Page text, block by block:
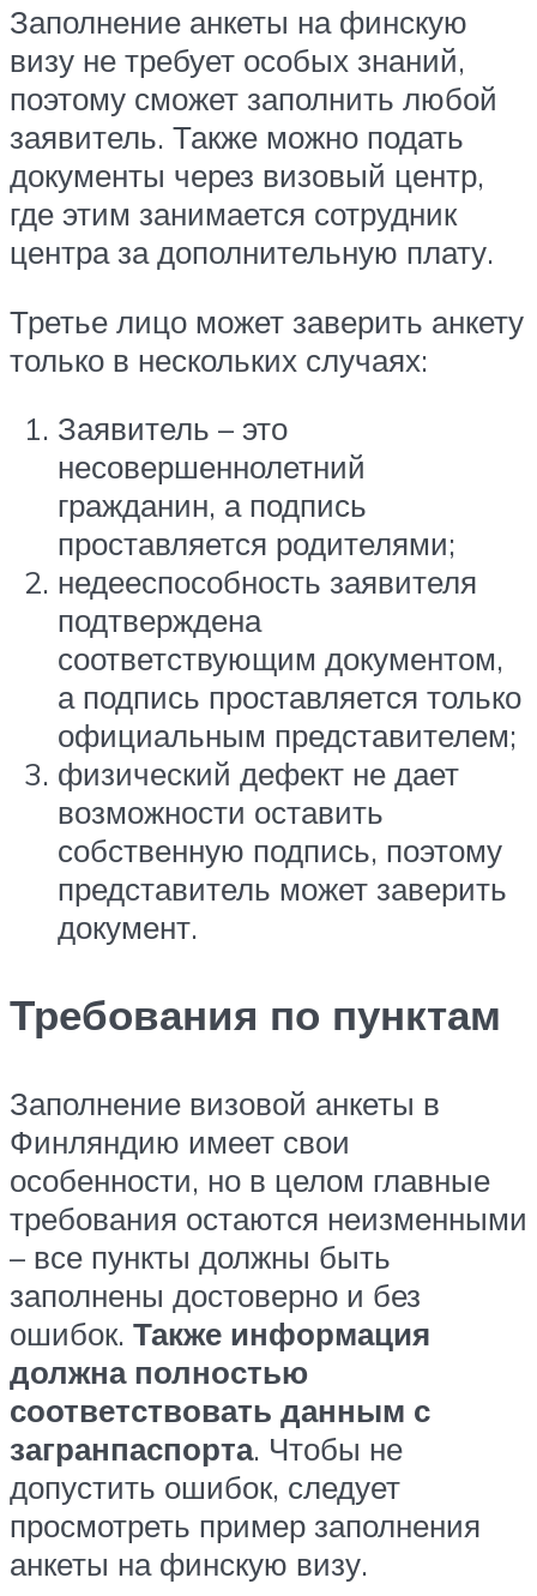
Заполнение анкеты на финскую
визу не требует особых знаний,
поэтому сможет заполнить любой
заявитель. Также можно подать
документы через визовый центр,
где этим занимается сотрудник
центра за дополнительную плату.
Третье лицо может заверить анкету
только в нескольких случаях:
Заявитель – это
несовершеннолетний
гражданин, а подпись
проставляется родителями;
недееспособность заявителя
подтверждена
соответствующим документом,
а подпись проставляется только
официальным представителем;
физический дефект не дает
возможности оставить
собственную подпись, поэтому
представитель может заверить
документ.
Требования по пунктам
Заполнение визовой анкеты в
Финляндию имеет свои
особенности, но в целом главные
требования остаются неизменными
– все пункты должны быть
заполнены достоверно и без
ошибок. Также информация
должна полностью
соответствовать данным с
загранпаспорта. Чтобы не
допустить ошибок, следует
просмотреть пример заполнения
анкеты на финскую визу.